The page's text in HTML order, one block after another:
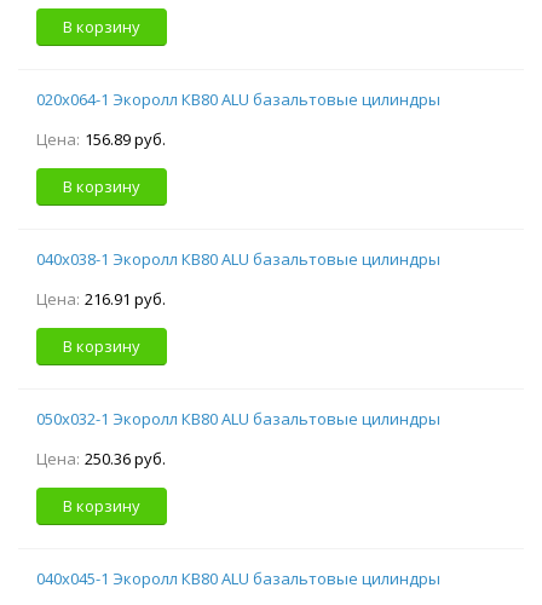
В корзину
020х064-1 Экоролл КВ80 ALU базальтовые цилиндры
Цена: 156.89 руб.
В корзину
040х038-1 Экоролл КВ80 ALU базальтовые цилиндры
Цена: 216.91 руб.
В корзину
050х032-1 Экоролл КВ80 ALU базальтовые цилиндры
Цена: 250.36 руб.
В корзину
040х045-1 Экоролл КВ80 ALU базальтовые цилиндры